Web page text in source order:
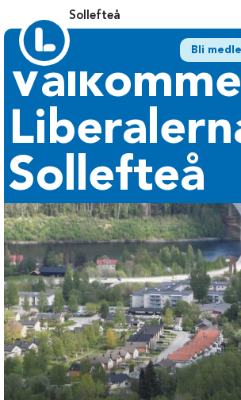
Sollefteå
Bli
Sollefteå